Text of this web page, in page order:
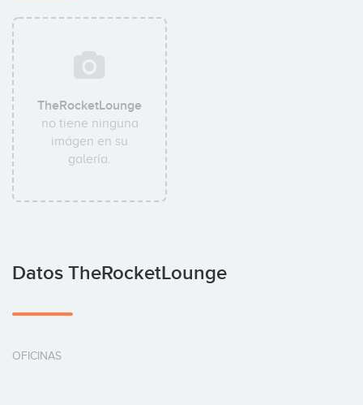
TheRocketLounge
no tiene ninguna
imágen en su
galería.
Datos TheRocketLounge
OFICINAS